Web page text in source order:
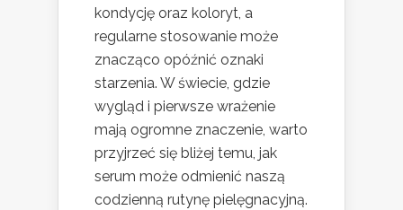
kondycję oraz koloryt, a
regularne stosowanie może
znacząco opóźnić oznaki
starzenia. W świecie, gdzie
wygląd i pierwsze wrażenie
mają ogromne znaczenie, warto
przyjrzeć się bliżej temu, jak
serum może odmienić naszą
codzienną rutynę pielęgnacyjną.